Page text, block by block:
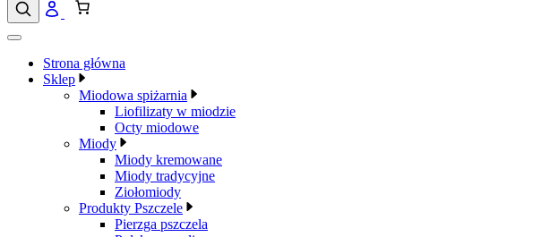
Strona główna
Sklep
Miodowa spiżarnia
Liofilizaty w miodzie
Octy miodowe
Miody
Miody kremowane
Miody tradycyjne
Ziołomiody
Produkty Pszczele
Pierzga pszczela